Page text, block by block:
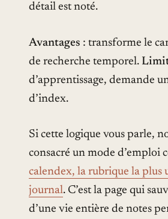
détail est noté.
Avantages : transforme le
de recherche temporel.
d’apprentissage, demande
d’index.
Si cette logique vous parle,
consacré un mode d’emploi
calendex, la rubrique la plus
journal. C’est la page qui
d’une vie entière de notes